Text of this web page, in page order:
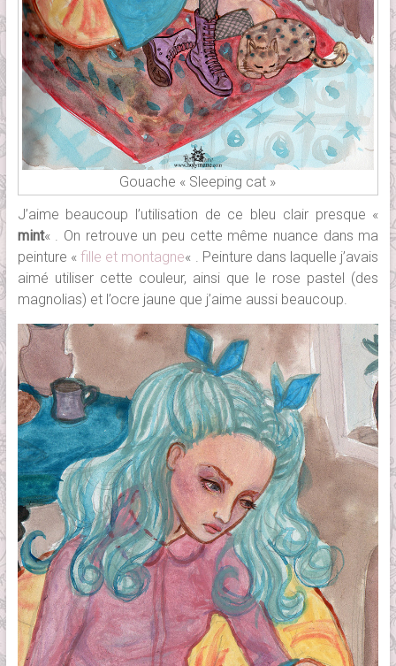
Gouache « Sleeping cat »
J’aime beaucoup l’utilisation de ce bleu clair presque «
mint« . On retrouve un peu cette même nuance dans ma
peinture «fille et montagne« . Peinture dans laquelle j’avais
aimé utiliser cette couleur, ainsi que le rose pastel (des
magnolias) et l’ocre jaune que j’aime aussi beaucoup.